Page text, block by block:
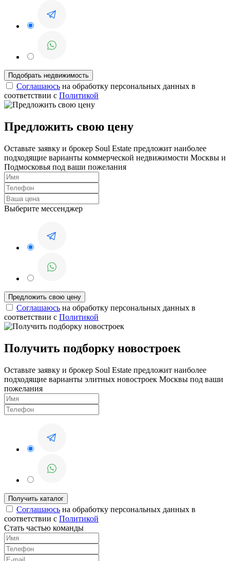
Соглашаюсь на обработку персональных данных в
соответствии с Политикой
Предложить свою цену
Оставьте заявку и брокер Soul Estate предложит наиболее
подходящие варианты коммерческой недвижимости Москвы и
Подмосковья под ваши пожелания
Выберите мессенджер
Соглашаюсь на обработку персональных данных в
соответствии с Политикой
Получить подборку новостроек
Оставьте заявку и брокер Soul Estate предложит наиболее
подходящие варианты элитных новостроек Москвы под ваши
пожелания
Соглашаюсь на обработку персональных данных в
соответствии с Политикой
Стать частью команды